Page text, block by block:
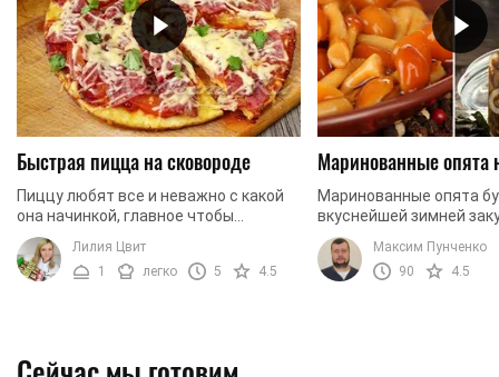
Быстрая пицца на сковороде
Пиццу любят все и неважно с какой
она начинкой, главное чтобы
побольше. В таком случае, что может
быть лучше, чем приготовить ее
самостоятельно из ...
Лилия Цвит
1
легко 5 4.5
Маринованные опята
Маринованные опята
вкуснейшей зимней
давайте приготовим их
Максим Пунченко
90
4.5